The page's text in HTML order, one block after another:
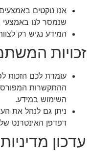
אנו נוקטים
שנמסר לנו
המידע נגיש רק
זכויות
עומדת לכם הזכות
ההתקשרות
השימוש במידע.
דפדפן האינטרנט
עדכון